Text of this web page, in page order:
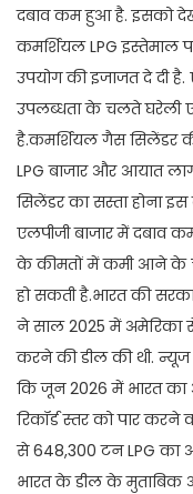
दबाव कम हुआ है. इसको
कमर्शियल LPG इस्तेमाल
उपयोग की इजाजत दे दी
उपलब्धता के चलते घरेली
है.कमर्शियल गैस सिलेंडर
LPG बाजार और आयात
सिलेंडर का सस्ता होना
एलपीजी बाजार में दबाव
के कीमतों में कमी आने के
हो सकती है.भारत की
ने साल 2025 में अमेरिका
करने की डील की थी. न्यूज
कि जून 2026 में भारत
रिकॉर्ड स्तर को पार
से 648,300 टन LPG का
भारत के डील के मुताबिक